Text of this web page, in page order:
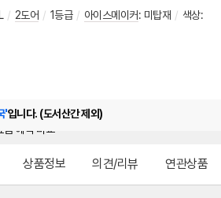
/ 2도어 / 1등급 / 아이스메이커: 미탑재 / 색상:
'입니다. (도서산간 제외)
상품정보 의견/리뷰 연관상품